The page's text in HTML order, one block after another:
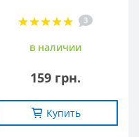
3
в наличии
159 грн.
Купить